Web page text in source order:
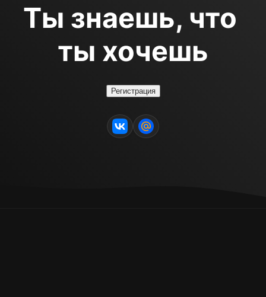
Ты знаешь, что
ты хочешь
Регистрация